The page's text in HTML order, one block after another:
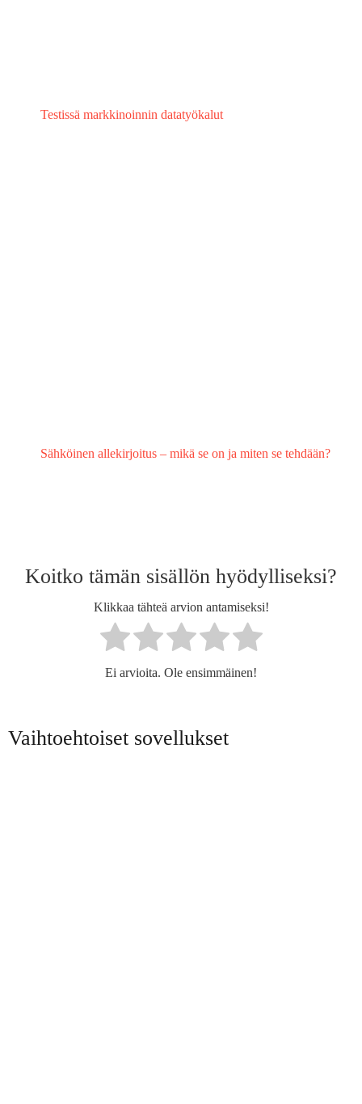
Testissä markkinoinnin datatyökalut
Sähköinen allekirjoitus – mikä se on ja miten se tehdään?
Koitko tämän sisällön hyödylliseksi?
Klikkaa tähteä arvion antamiseksi!
Ei arvioita. Ole ensimmäinen!
Vaihtoehtoiset sovellukset